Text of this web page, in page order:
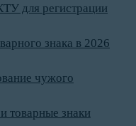
для регистрации
знака в 2026
чужого
товарные знаки